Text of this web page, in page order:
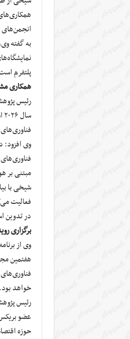
به گفته
پلتفرم
همکاری
رئیس
وی افزود:
مبتنی بر
شیخی با
فعالیت
در تدوین
برگزاری
وی از
هفتمین
خواهد بود.
رئیس
عضو
حوزه